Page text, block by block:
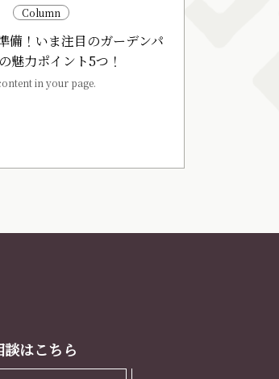
Column
備！いま注目のガーデンパ
魅力ポイント5つ！
in your page.
はこちら